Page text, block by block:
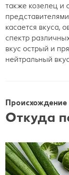
также козелец и
касается вкуса,
спектр
вкус острый и
нейтральный
Происхождение
Откуда